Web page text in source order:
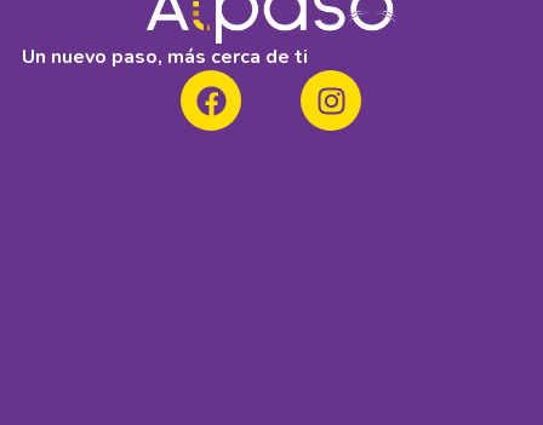
Un nuevo paso, más cerca de ti